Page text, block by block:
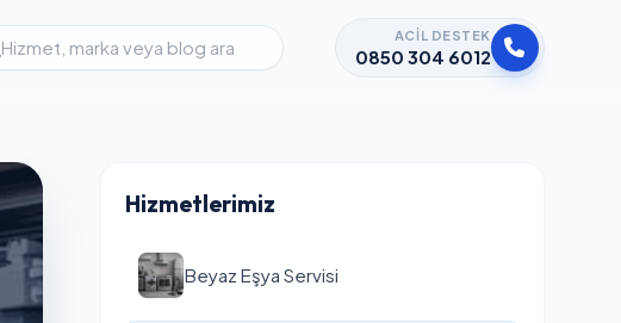
ACIL DESTEK
0850 304 6012
Hizmetlerimiz
Beyaz Eşya Servisi